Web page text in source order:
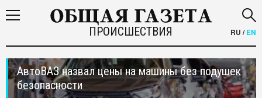
ПРОИСШЕСТВИЯ RU /EN
АвтоВАЗ назвал цены на машины без подушек
безопасности